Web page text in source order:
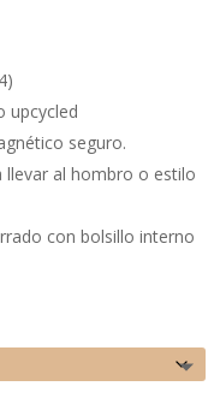
upcycled
seguro.
llevar al hombro o estilo
con bolsillo interno